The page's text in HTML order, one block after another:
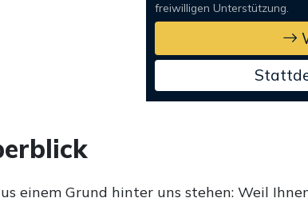
freiwilligen Unterstützung.
einem Grund hinter uns stehen: Weil